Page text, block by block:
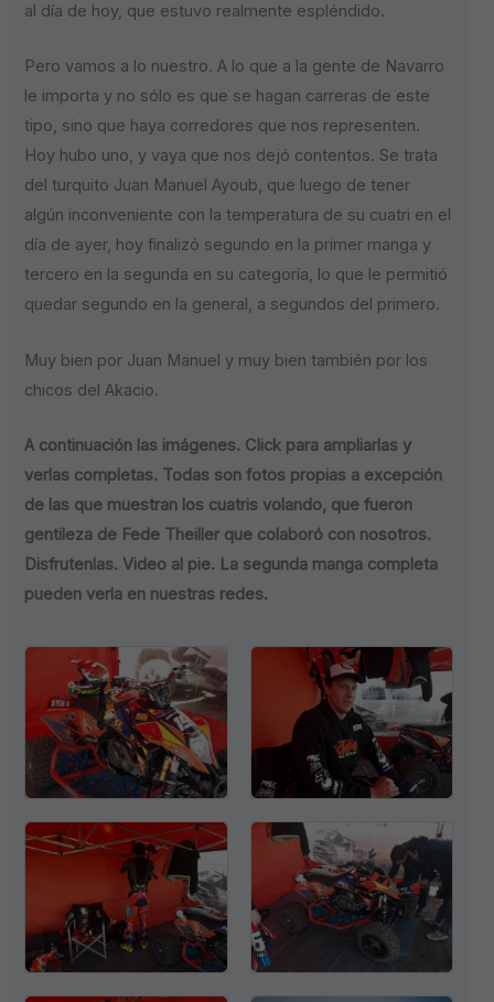
al día de hoy, que estuvo realmente espléndido.
Pero vamos a lo nuestro. A lo que a la gente de Navarro
le importa y no sólo es que se hagan carreras de este
tipo, sino que haya corredores que nos representen.
Hoy hubo uno, y vaya que nos dejó contentos. Se trata
del turquito Juan Manuel Ayoub, que luego de tener
algún inconveniente con la temperatura de su cuatri en el
día de ayer, hoy finalizó segundo en la primer manga y
tercero en la segunda en su categoría, lo que le permitió
quedar segundo en la general, a segundos del primero.
Muy bien por Juan Manuel y muy bien también por los
chicos del Akacio.
A continuación las imágenes. Click para ampliarlas y
verlas completas. Todas son fotos propias a excepción
de las que muestran los cuatris volando, que fueron
gentileza de Fede Theiller que colaboró con nosotros.
Disfrutenlas. Video al pie. La segunda manga completa
pueden verla en nuestras redes.